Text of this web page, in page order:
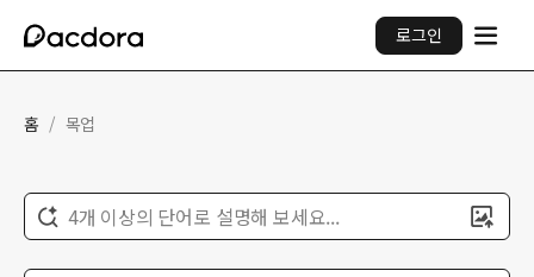
로그인
홈 / 목업
4개 이상의 단어로 설명해 보세요...